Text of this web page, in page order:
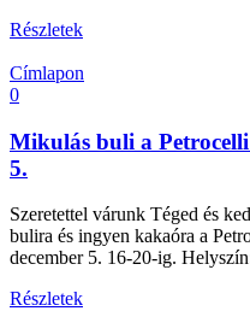
Részletek
Címlapon
0
Mikulás buli a
5.
Szeretettel várunk Téged és
bulira és ingyen kakaóra a
december 5. 16-20-ig.
Részletek